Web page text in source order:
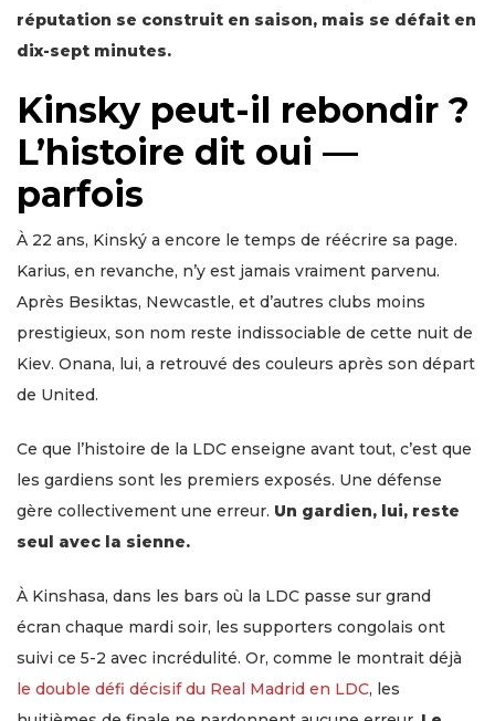
réputation se construit en saison, mais se défait en
dix-sept minutes.
Kinsky peut-il rebondir ?
L’histoire dit oui —
parfois
À 22 ans, Kinský a encore le temps de réécrire sa page.
Karius, en revanche, n’y est jamais vraiment parvenu.
Après Besiktas, Newcastle, et d’autres clubs moins
prestigieux, son nom reste indissociable de cette nuit de
Kiev. Onana, lui, a retrouvé des couleurs après son départ
de United.
Ce que l’histoire de la LDC enseigne avant tout, c’est que
les gardiens sont les premiers exposés. Une défense
gère collectivement une erreur. Un gardien, lui, reste
seul avec la sienne.
À Kinshasa, dans les bars où la LDC passe sur grand
écran chaque mardi soir, les supporters congolais ont
suivi ce 5-2 avec incrédulité. Or, comme le montrait déjà
le double défi décisif du Real Madrid en LDC, les